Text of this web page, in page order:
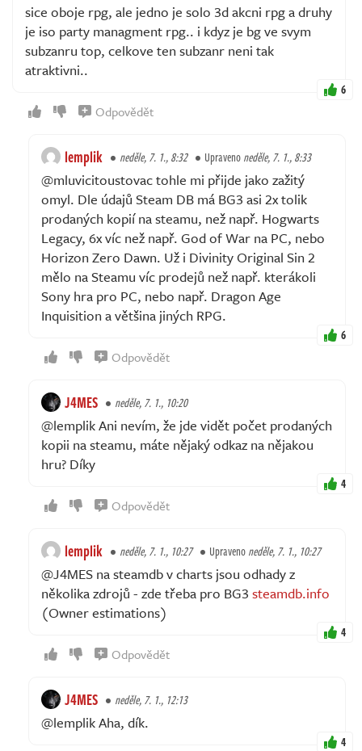
sice oboje rpg, ale jedno je solo 3d akcni rpg a druhy
je iso party managment rpg.. i kdyz je bg ve svym
subzanru top, celkove ten subzanr neni tak
atraktivni..
6
Odpovědět
lemplik neděle, 7. 1., 8:32 Upravenoneděle, 7. 1., 8:33
@mluvicitoustovac tohle mi přijde jako zažitý
omyl. Dle údajů Steam DB má BG3 asi 2x tolik
prodaných kopií na steamu, než např. Hogwarts
Legacy, 6x víc než např. God of War na PC, nebo
Horizon Zero Dawn. Už i Divinity Original Sin 2
mělo na Steamu víc prodejů než např. kterákoli
Sony hra pro PC, nebo např. Dragon Age
Inquisition a většina jiných RPG.
6
Odpovědět
J4MES neděle, 7. 1., 10:20
@lemplik Ani nevím, že jde vidět počet prodaných
kopii na steamu, máte nějaký odkaz na nějakou
hru? Díky
4
Odpovědět
lemplik neděle, 7. 1., 10:27 Upravenoneděle, 7. 1., 10:27
@J4MES na steamdb v charts jsou odhady z
několika zdrojů - zde třeba pro BG3 steamdb.info
(Owner estimations)
4
Odpovědět
J4MES neděle, 7. 1., 12:13
@lemplik Aha, dík.
4